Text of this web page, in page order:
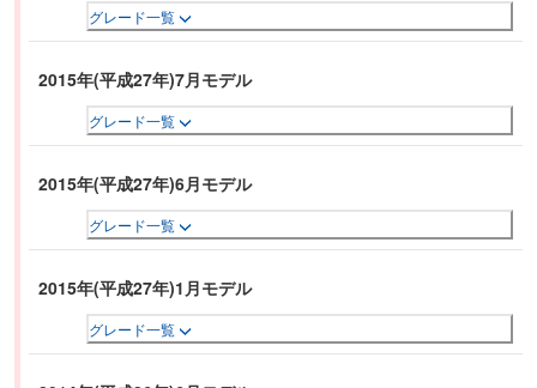
グレード一覧
2015年(平成27年)7月モデル
グレード一覧
2015年(平成27年)6月モデル
グレード一覧
2015年(平成27年)1月モデル
グレード一覧